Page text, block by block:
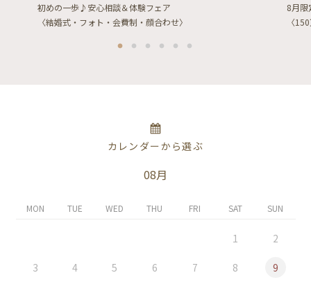
初めの一歩♪安心相談＆体験フェア
〈結婚式・フォト・会費制・顔合わせ〉
8月限
〈
カレンダーから選ぶ
08月
MON TUE WED THU FRI SAT SUN
1 2
3 4 5 6 7 8 9